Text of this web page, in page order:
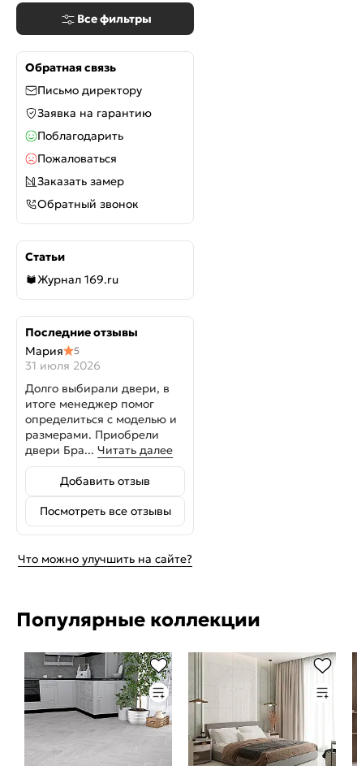
Все фильтры
Обратная связь
Письмо директору
Заявка на гарантию
Поблагодарить
Пожаловаться
Заказать замер
Обратный звонок
Статьи
Журнал 169.ru
Последние отзывы
Мария
5
31 июля 2026
Долго выбирали двери, в
итоге менеджер помог
определиться с моделью и
размерами. Приобрели
двери Бра... Читать далее
Добавить отзыв
Посмотреть все отзывы
Что можно улучшить на сайте?
Популярные коллекции